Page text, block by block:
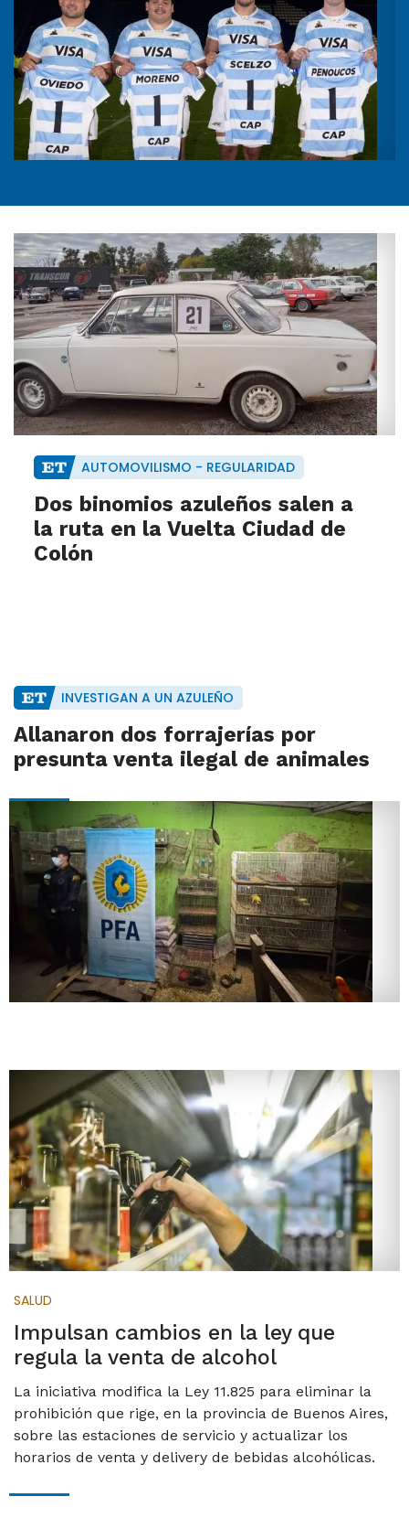
AUTOMOVILISMO - REGULARIDAD
Dos binomios azuleños salen a
la ruta en la Vuelta Ciudad de
Colón
INVESTIGAN A UN AZULEÑO
Allanaron dos forrajerías por
presunta venta ilegal de animales
SALUD
Impulsan cambios en la ley que
regula la venta de alcohol
La iniciativa modifica la Ley 11.825 para eliminar la
prohibición que rige, en la provincia de Buenos Aires,
sobre las estaciones de servicio y actualizar los
horarios de venta y delivery de bebidas alcohólicas.